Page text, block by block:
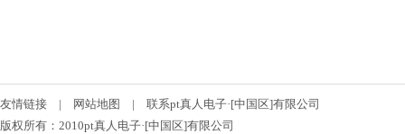
友情链接 | 网站地图 | 联系pt真人电子·[中国区]有限公司
版权所有：2010pt真人电子·[中国区]有限公司